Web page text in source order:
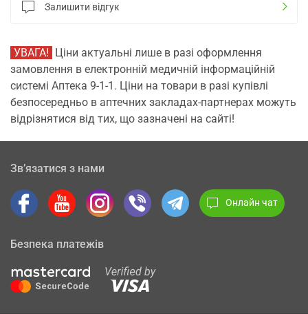
Залишити відгук
УВАГА! Ціни актуальні лише в разі оформлення
замовлення в електронній медичній інформаційній
системі Аптека 9-1-1. Ціни на товари в разі купівлі
безпосередньо в аптечних закладах-партнерах можуть
відрізнятися від тих, що зазначені на сайті!
Зв’язатися з нами
Онлайн чат
Безпека платежів